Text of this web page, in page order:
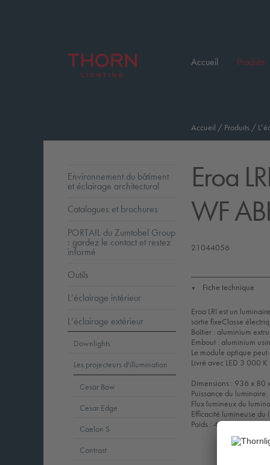
Accueil Produits
Accueil / Produits /
Eroa
WF
21044056
▼ Fiche technique
Eroa LRI est un
sortie fixeClasse
Boîtier : aluminium
Embout : aluminium
Le module optique
Livré avec LED 3 000 K
Dimensions : 936 x 80
Puissance du
Flux lumineux du
Efficacité lumineuse
Poids : 4,41 kg
Environnement du bâtiment
et éclairage architectural
Catalogues et brochures
PORTAIL du Zumtobel Group
: gardez le contact et restez
informé
Outils
L’éclairage intérieur
L’éclairage extérieur
Downlights
Les projecteurs d'illumination
Cesar Bow
Cesar Edge
Caelon S
Contrast